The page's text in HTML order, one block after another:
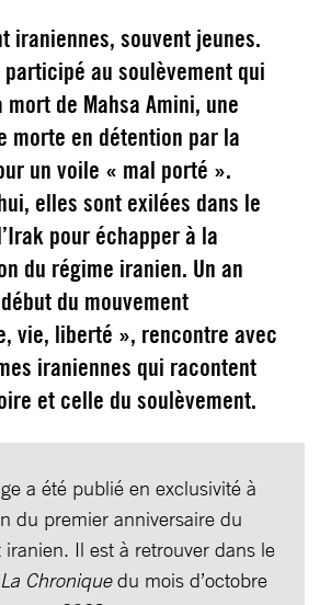
iraniennes, souvent jeunes.
participé au soulèvement qui
de Mahsa Amini, une
morte en détention par la
un voile « mal porté ».
elles sont exilées dans le
pour échapper à la
du régime iranien. Un an
du mouvement
vie, liberté », rencontre avec
iraniennes qui racontent
et celle du soulèvement.
a été publié en exclusivité à
du premier anniversaire du
iranien. Il est à retrouver dans le
La Chroniquedu mois d’octobre